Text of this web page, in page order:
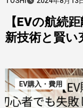
【EVの航続
新技術と賢い
EV購入・費用